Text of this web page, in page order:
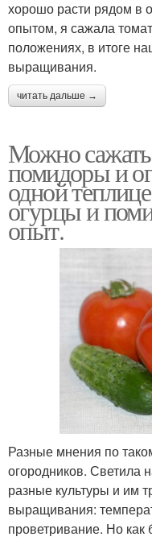
хорошо расти рядом в
опытом, я сажала
положениях, в итоге
выращивания.
читать дальше →
Можно
помидоры и
одной
огурцы и
опыт.
Разные мнения по
огородников. Светила
разные культуры и им
выращивания:
проветривание. Но как